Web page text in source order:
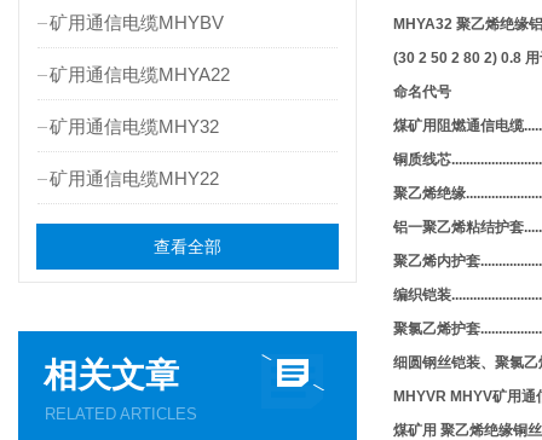
矿用通信电缆MHYBV
矿用通信电缆MHYA22
矿用通信电缆MHY32
矿用通信电缆MHY22
查看全部
相关文章
RELATED ARTICLES
MHYA32 聚乙烯绝缘
(30 2 50 2 80 2) 0.8
命名代号
煤矿用阻燃通信电缆
铜质线芯
聚乙烯绝缘
铝一聚乙烯粘结护套
聚乙烯内护套
编织铠装
聚氯乙烯护套
细圆钢丝铠装、聚氯乙
MHYVR MHYV矿用通
煤矿用 聚乙烯绝缘铜